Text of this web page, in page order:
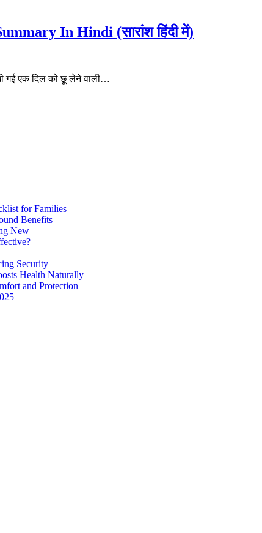
In Hindi (सारांश हिंदी में)
गई एक दिल को छू लेने वाली…
for Families
Benefits
New
Security
Health Naturally
and Protection